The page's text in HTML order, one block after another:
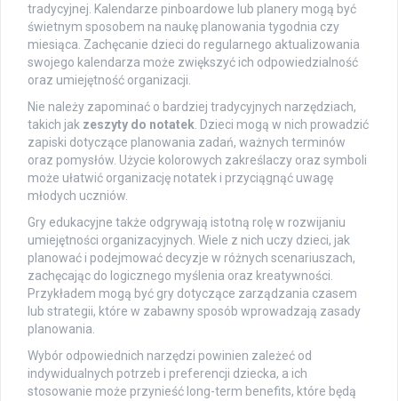
tradycyjnej. Kalendarze pinboardowe lub planery mogą być
świetnym sposobem na naukę planowania tygodnia czy
miesiąca. Zachęcanie dzieci do regularnego aktualizowania
swojego kalendarza może zwiększyć ich odpowiedzialność
oraz umiejętność organizacji.
Nie należy zapominać o bardziej tradycyjnych narzędziach,
takich jak zeszyty do notatek . Dzieci mogą w nich prowadzić
zapiski dotyczące planowania zadań, ważnych terminów
oraz pomysłów. Użycie kolorowych zakreślaczy oraz symboli
może ułatwić organizację notatek i przyciągnąć uwagę
młodych uczniów.
Gry edukacyjne także odgrywają istotną rolę w rozwijaniu
umiejętności organizacyjnych. Wiele z nich uczy dzieci, jak
planować i podejmować decyzje w różnych scenariuszach,
zachęcając do logicznego myślenia oraz kreatywności.
Przykładem mogą być gry dotyczące zarządzania czasem
lub strategii, które w zabawny sposób wprowadzają zasady
planowania.
Wybór odpowiednich narzędzi powinien zależeć od
indywidualnych potrzeb i preferencji dziecka, a ich
stosowanie może przynieść long-term benefits, które będą